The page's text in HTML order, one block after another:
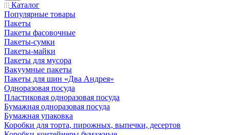
Каталог
Популярные товары
Пакеты
Пакеты фасовочные
Пакеты-сумки
Пакеты-майки
Пакеты для мусора
Вакуумные пакеты
Пакеты для шин «Два Андрея»
Одноразовая посуда
Пластиковая одноразовая посуда
Бумажная одноразовая посуда
Бумажная упаковка
Коробки для торта, пирожных, выпечки, десертов